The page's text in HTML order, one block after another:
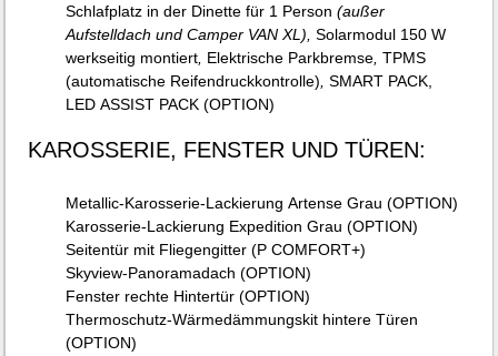
Schlafplatz in der Dinette für 1 Person(außer
Aufstelldach und Camper VAN XL),Solarmodul 150 W
werkseitig montiert Elektrische Parkbremse ,TPMS
(automatische Reifendruckkontrolle) ,SMART PACK,
LED ASSIST PACK (OPTION)
KAROSSERIE, FENSTER UND TÜREN:
Metallic-Karosserie-Lackierung Artense Grau (OPTION)
Karosserie-Lackierung Expedition Grau (OPTION)
Seitentür mit Fliegengitter (P COMFORT+)
Skyview-Panoramadach (OPTION)
Fenster rechte Hintertür (OPTION)
Thermoschutz-Wärmedämmungskit hintere Türen
(OPTION)